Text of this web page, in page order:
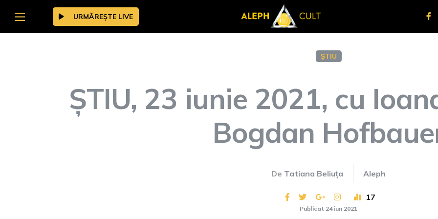
URMĂREȘTE LIVE
ȘTIU
ȘTIU, 23 iunie 2021, cu
Bogdan
De Tatiana Beliuța Aleph
17
Publicat 24 iun 2021